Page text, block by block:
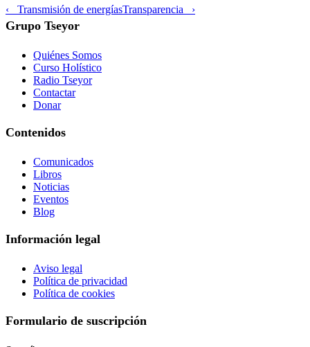
‹ Transmisión de energíasTransparencia ›
Grupo Tseyor
Quiénes Somos
Curso Holístico
Radio Tseyor
Contactar
Donar
Contenidos
Comunicados
Libros
Noticias
Eventos
Blog
Información legal
Aviso legal
Política de privacidad
Política de cookies
Formulario de suscripción